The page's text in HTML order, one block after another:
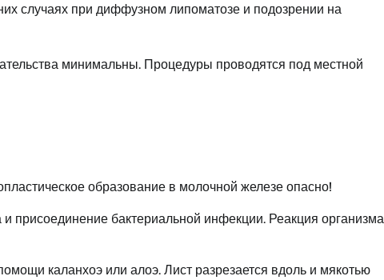
случаях при диффузном липоматозе и подозрении на
минимальны. Процедуры проводятся под местной
образование в молочной железе опасно!
присоединение бактериальной инфекции. Реакция организма
каланхоэ или алоэ. Лист разрезается вдоль и мякотью